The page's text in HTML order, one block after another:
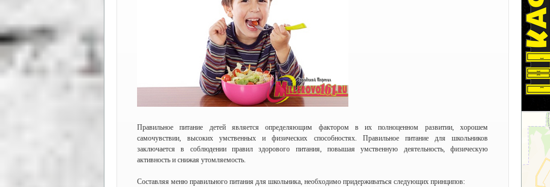
Правильное питание детей является определяющим фактором в их полноценном развитии, хорошем
самочувствии, высоких умственных и физических способностях. Правильное питание для школьников
заключается в соблюдении правил здорового питания, повышая умственную деятельность, физическую
активность и снижая утомляемость.
Составляя меню правильного питания для школьника, необходимо придерживаться следующих принципов: